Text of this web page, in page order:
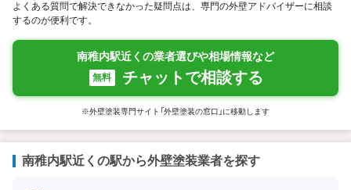
よくある質問で解決できなかった疑問点は、専門の外壁アドバイザーに相談
するのが便利です。
南稚内駅近くの業者選びや相場情報など
無料 チャットで相談する
※外壁塗装専門サイト「外壁塗装の窓口」に移動します
南稚内駅近くの駅から外壁塗装業者を探す